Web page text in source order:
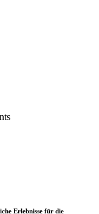
Erlebnisse für die